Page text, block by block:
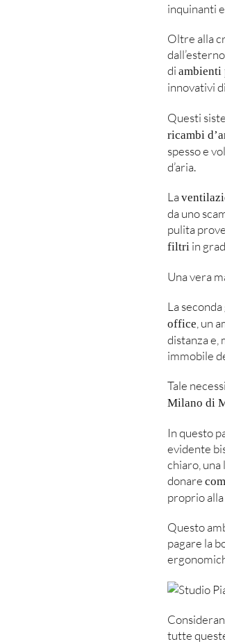
inquinanti
Oltre alla
di ambienti
innovativi di
Questi
ricambi
spesso e
d’aria.
La
da uno
pulita
filtri in
Una vera
La
office , un
distanza e,
immobile
Tale
Milano di
In questo
evidente
chiaro, una
donare
proprio
Questo
pagare la
tutte